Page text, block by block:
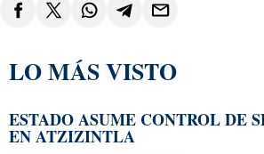
LO MÁS VISTO
ESTADO ASUME CONTROL DE
EN ATZIZINTLA